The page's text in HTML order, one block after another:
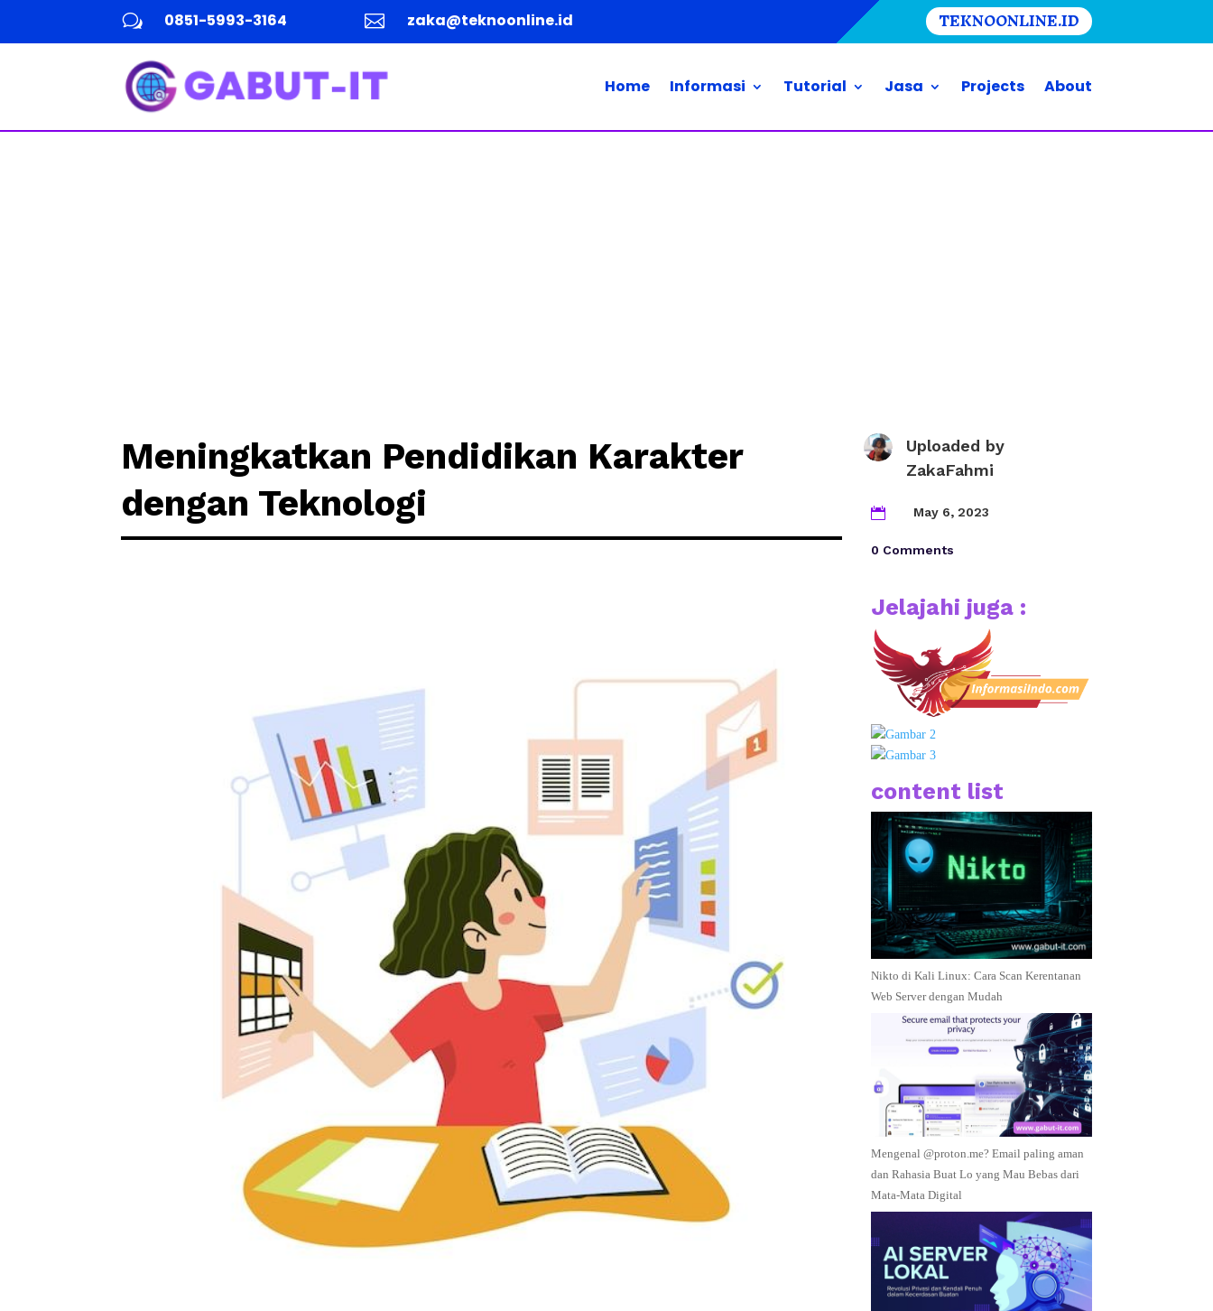
w 0851-5993-3164  zaka@teknoonline.id TEKNOONLINE.ID
Home Informasi Tutorial Jasa Projects About
Meningkatkan Pendidikan Karakter
dengan Teknologi
Uploaded by
ZakaFahmi
 May 6, 2023
0 Comments
Jelajahi juga :
content list
Nikto di Kali Linux: Cara Scan Kerentanan
Web Server dengan Mudah
Mengenal @proton.me? Email paling aman
dan Rahasia Buat Lo yang Mau Bebas dari
Mata-Mata Digital